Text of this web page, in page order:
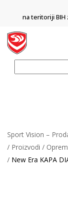
na teritoriji BIH
Sport Vision –
Proizvodi
New Era KAPA